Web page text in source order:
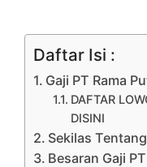
Daftar Isi :
Gaji PT Rama
DAFTAR
DISINI
Sekilas
Besaran Gaji